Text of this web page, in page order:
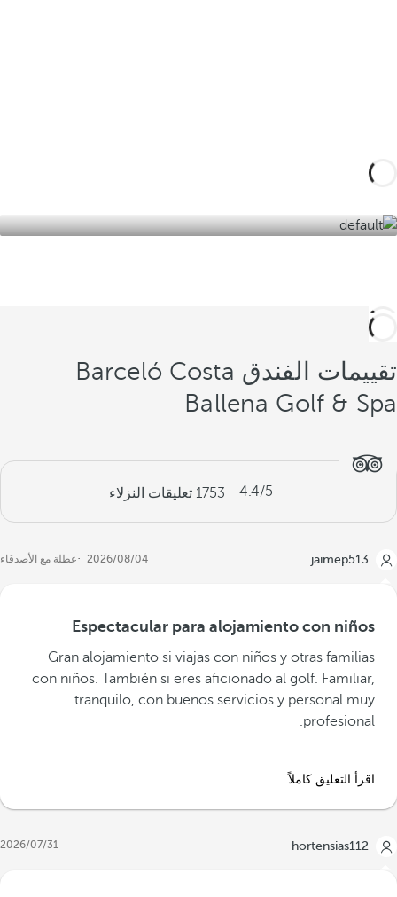
تقييمات الفندق Barceló Costa
Ballena Golf & Spa
4.4/5
1753 تعليقات النزلاء
jaimep513
04‏/08‏/2026 عطلة مع الأصدقاء
Espectacular para alojamiento con niños
Gran alojamiento si viajas con niños y otras familias
con niños. También si eres aficionado al golf. Familiar,
tranquilo, con buenos servicios y personal muy
profesional.
اقرأ التعليق كاملاً
hortensias112
31‏/07‏/2026